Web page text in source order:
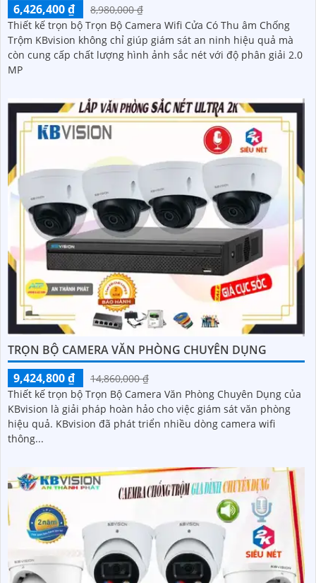
6,426,400 ₫
8,980,000 ₫
Thiết kế trọn bộ Trọn Bộ Camera Wifi Cửa Có Thu âm Chống
Trộm KBvision không chỉ giúp giám sát an ninh hiệu quả mà
còn cung cấp chất lượng hình ảnh sắc nét với độ phân giải 2.0
MP
TRỌN BỘ CAMERA VĂN PHÒNG CHUYÊN DỤNG
9,424,800 ₫
14,860,000 ₫
Thiết kế trọn bộ Trọn Bộ Camera Văn Phòng Chuyên Dụng của
KBvision là giải pháp hoàn hảo cho việc giám sát văn phòng
hiệu quả. KBvision đã phát triển nhiều dòng camera wifi
thông...